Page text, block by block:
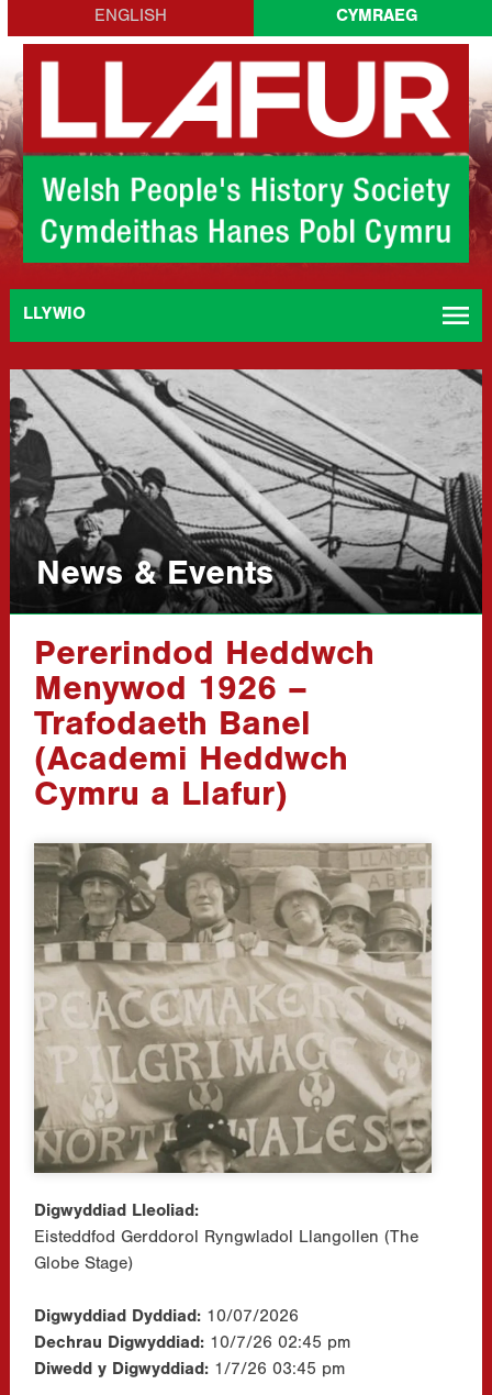
to
content
LLYWIO menu
ENGLISH CYMRAEG
News & Events
Pererindod Heddwch
Menywod 1926 –
Trafodaeth Banel
(Academi Heddwch
Cymru a Llafur)
Digwyddiad Lleoliad:
Eisteddfod Gerddorol Ryngwladol Llangollen (The
Globe Stage)
Digwyddiad Dyddiad: 10/07/2026
Dechrau Digwyddiad: 10/7/26 02:45 pm
Diwedd y Digwyddiad: 1/7/26 03:45 pm